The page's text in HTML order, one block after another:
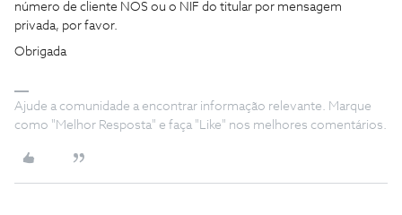
número de cliente NOS ou o NIF do titular por mensagem
privada, por favor.
Obrigada
Ajude a comunidade a encontrar informação relevante. Marque
como "Melhor Resposta" e faça "Like" nos melhores comentários.